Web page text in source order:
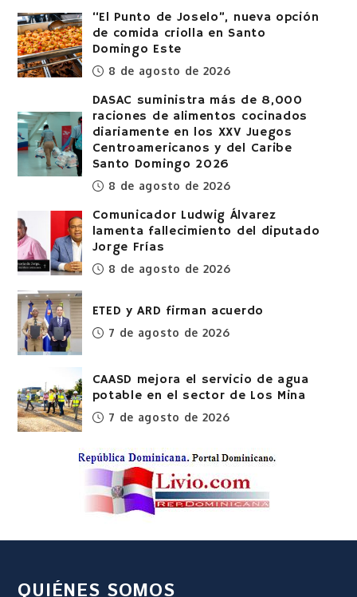
“El Punto de Joselo”, nueva opción
de comida criolla en Santo
Domingo Este
8 de agosto de 2026
DASAC suministra más de 8,000
raciones de alimentos cocinados
diariamente en los XXV Juegos
Centroamericanos y del Caribe
Santo Domingo 2026
8 de agosto de 2026
Comunicador Ludwig Álvarez
lamenta fallecimiento del diputado
Jorge Frías
8 de agosto de 2026
ETED y ARD firman acuerdo
7 de agosto de 2026
CAASD mejora el servicio de agua
potable en el sector de Los Mina
7 de agosto de 2026
QUIÉNES SOMOS